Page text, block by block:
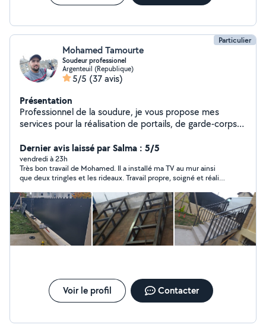
Particulier
Mohamed Tamourte
Soudeur professionel
Argenteuil (Republique)
5/5 (37 avis)
Présentation
Professionnel de la soudure, je vous propose mes
services pour la réalisation de portails, de garde-corps
savoir-faire éprouvé.
Dernier avis laissé par Salma : 5/5
vendredi à 23h
Très bon travail de Mohamed. Il a installé ma TV au mur ainsi
que deux tringles et les rideaux. Travail propre, soigné et réalisé
recommande.
Voir le profil Contacter